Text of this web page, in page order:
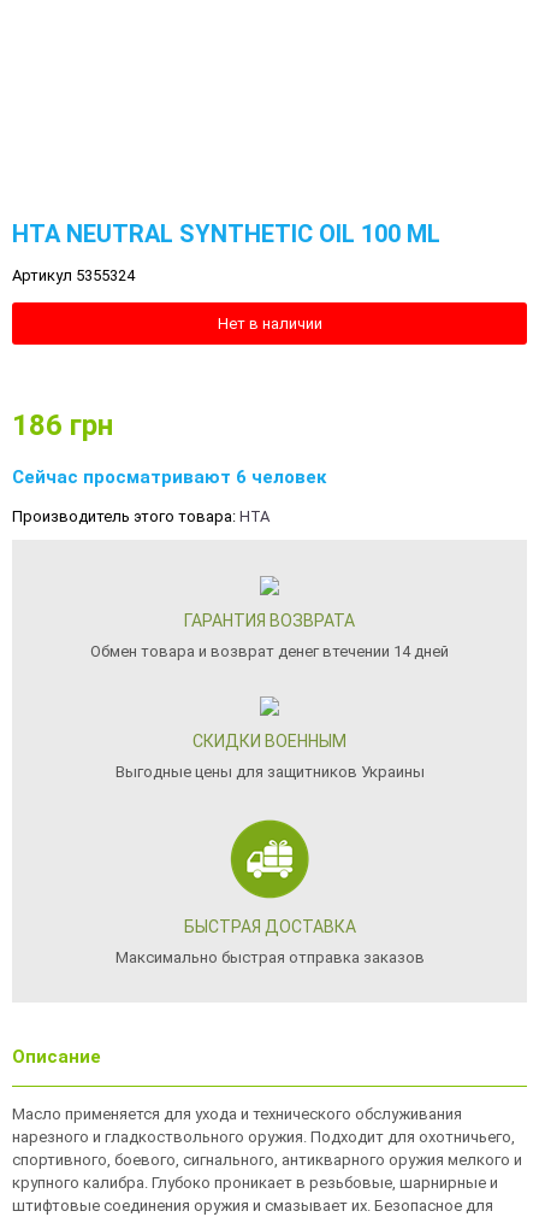
HTA NEUTRAL SYNTHETIC OIL 100 ML
Артикул 5355324
Нет в наличии
186 грн
Сейчас просматривают 6 человек
Производитель этого товара: HTA
ГАРАНТИЯ ВОЗВРАТА
Обмен товара и возврат денег втечении 14 дней
СКИДКИ ВОЕННЫМ
Выгодные цены для защитников Украины
БЫСТРАЯ ДОСТАВКА
Максимально быстрая отправка заказов
Описание
Масло применяется для ухода и технического обслуживания
нарезного и гладкоствольного оружия. Подходит для охотничьего,
спортивного, боевого, сигнального, антикварного оружия мелкого и
крупного калибра. Глубоко проникает в резьбовые, шарнирные и
штифтовые соединения оружия и смазывает их. Безопасное для